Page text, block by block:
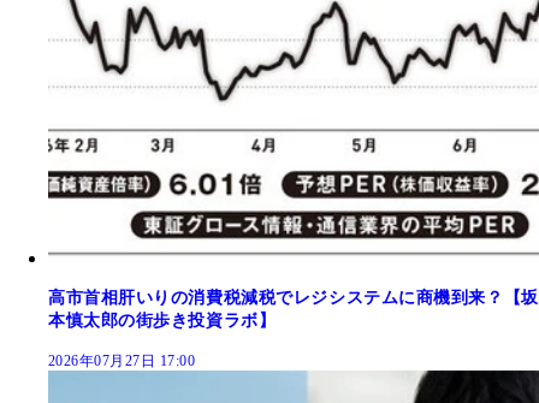
高市首相肝いりの消費税減税でレジシステムに商機到来？【坂
本慎太郎の街歩き投資ラボ】
2026年07月27日 17:00